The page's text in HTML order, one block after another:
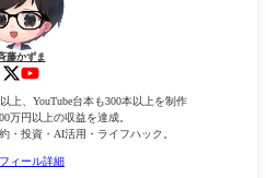
藤かずま
上、YouTube台本も300本以上を制作
万円以上の収益を達成。
・投資・AI活用・ライフハック。
ィール詳細